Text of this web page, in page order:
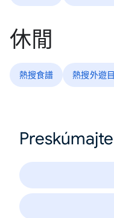
休閒
熱搜食譜 熱搜外遊